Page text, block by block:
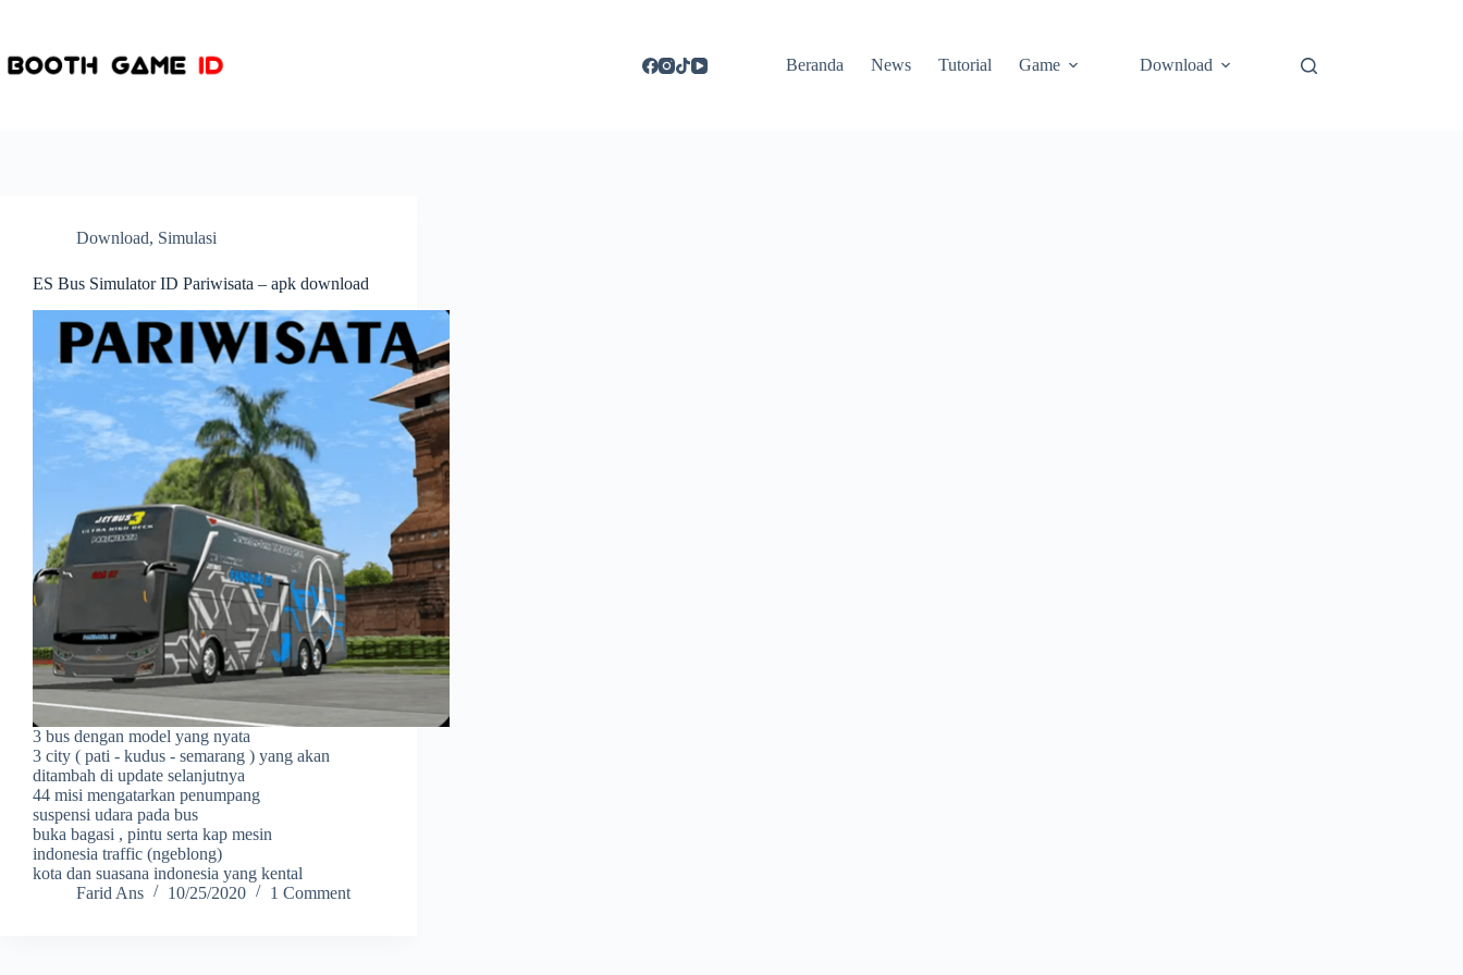
Beranda
News Tutorial Game Download
Download, Simulasi
ES Bus Simulator ID Pariwisata – apk download
3 bus dengan model yang nyata
3 city ( pati - kudus - semarang ) yang akan
ditambah di update selanjutnya
44 misi mengatarkan penumpang
suspensi udara pada bus
buka bagasi , pintu serta kap mesin
indonesia traffic (ngeblong)
kota dan suasana indonesia yang kental
Farid Ans
10/25/2020 1 Comment